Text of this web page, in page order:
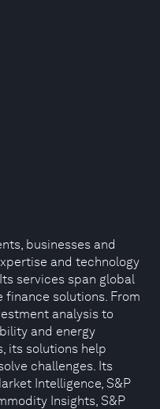
businesses and
and technology
services span global
finance solutions. From
analysis to
and energy
its solutions help
challenges. Its
Intelligence, S&P
Insights, S&P